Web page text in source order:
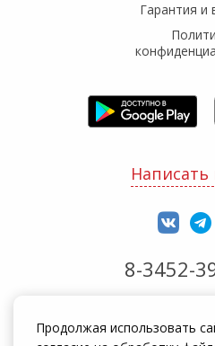
Гарантия и
Написать
8-3452-
Продолжая использовать